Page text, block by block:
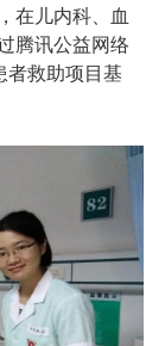
在儿内科、血
腾讯公益网络
者救助项目基